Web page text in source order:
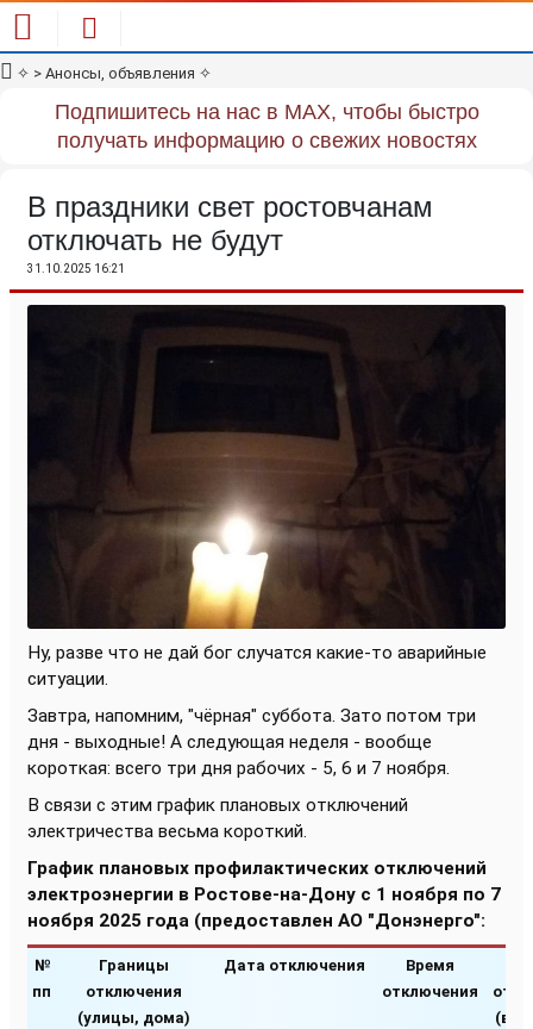
✧ > Анонсы, объявления ✧
Подпишитесь на нас в MAX, чтобы быстро
получать информацию о свежих новостях
В праздники свет ростовчанам
отключать не будут
31.10.2025 16:21
Ну, разве что не дай бог случатся какие-то аварийные
ситуации.
Завтра, напомним, "чёрная" суббота. Зато потом три
дня - выходные! А следующая неделя - вообще
короткая: всего три дня рабочих - 5, 6 и 7 ноября.
В связи с этим график плановых отключений
электричества весьма короткий.
График плановых профилактических отключений
электроэнергии в Ростове-на-Дону с 1 ноября по 7
ноября 2025 года (предоставлен АО "Донэнерго":
№
пп
Границы
отключения
(улицы, дома)
Дата отключения
Время
отключения